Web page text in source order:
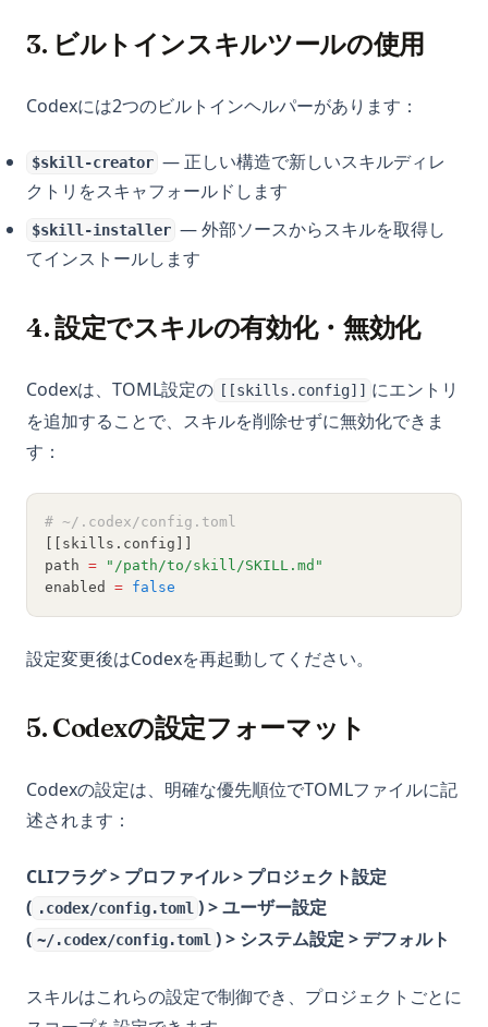
3. ビルトインスキルツールの使用
Codexには2つのビルトインヘルパーがあります：
$skill-creator — 正しい構造で新しいスキルディレ
クトリをスキャフォールドします
$skill-installer — 外部ソースからスキルを取得し
てインストールします
4. 設定でスキルの有効化・無効化
Codexは、TOML設定の [[skills.config]] にエントリ
を追加することで、スキルを削除せずに無効化できま
す：
# ~/.codex/config.toml
[[skills.config]]
path =
"/path/to/skill/SKILL.md"
enabled = false
設定変更後はCodexを再起動してください。
5. Codexの設定フォーマット
Codexの設定は、明確な優先順位でTOMLファイルに記
述されます：
CLIフラグ > プロファイル > プロジェクト設定
( .codex/config.toml ) > ユーザー設定
( ~/.codex/config.toml ) > システム設定 > デフォルト
スキルはこれらの設定で制御でき、プロジェクトごとに